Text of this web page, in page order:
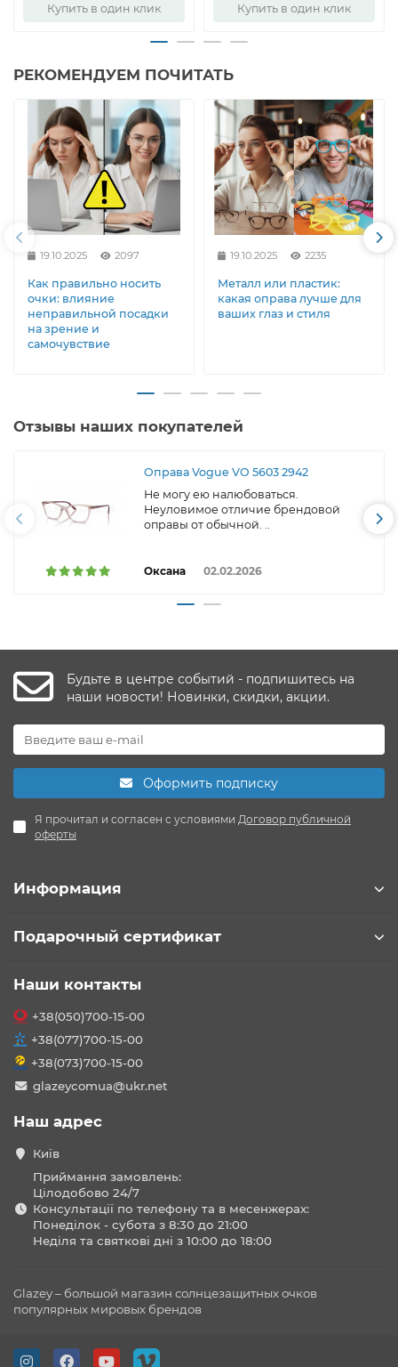
Купить в один клик Купить в один клик
РЕКОМЕНДУЕМ ПОЧИТАТЬ
19.10.2025 2097
Как правильно носить
очки: влияние
неправильной посадки
на зрение и
самочувствие
19.10.2025 2235
Металл или пластик:
какая оправа лучше для
ваших глаз и стиля
Отзывы наших покупателей
Оправа Vogue VO 5603 2942
Не могу ею налюбоваться.
Неуловимое отличие брендовой
оправы от обычной. ..
Оксана 02.02.2026
Будьте в центре событий - подпишитесь на
наши новости! Новинки, скидки, акции.
Оформить подписку
Я прочитал и согласен с условиями Договор публичной
оферты
Информация
Подарочный сертификат
Наши контакты
+38(050)700-15-00
+38(077)700-15-00
+38(073)700-15-00
glazeycomua@ukr.net
Наш адрес
Київ
Приймання замовлень:
Цілодобово 24/7
Консультації по телефону та в месенжерах:
Понеділок - субота з 8:30 до 21:00
Неділя та святкові дні з 10:00 до 18:00
Glazey – большой магазин солнцезащитных очков
популярных мировых брендов